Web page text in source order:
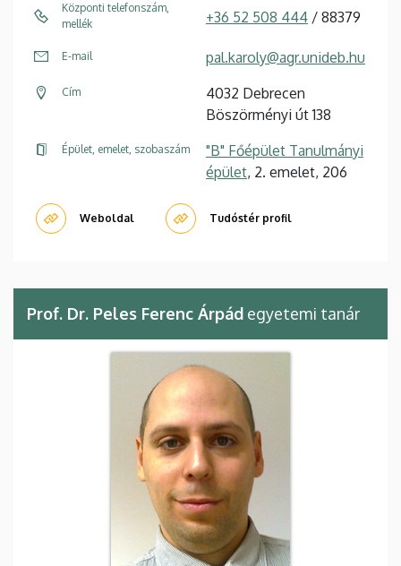
Központi telefonszám,
mellék
+36 52 508 444 / 88379
E-mail pal.karoly@agr.unideb.hu
Cím
4032 Debrecen
Böszörményi út 138
Épület, emelet, szobaszám
"B" Főépület Tanulmányi
épület, 2. emelet, 206
Weboldal Tudóstér profil
Prof. Dr. Peles Ferenc Árpád egyetemi tanár